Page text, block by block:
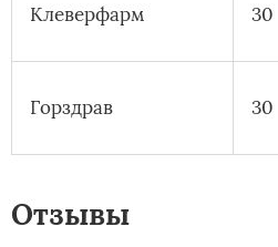
Клеверфарм 30
Горздрав 30
Отзывы